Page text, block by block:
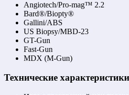
Angiotech/Pro-mag™ 2.2
Bard®/Biopty®
Gallini/ABS
US Biopsy/MBD-23
GT-Gun
Fast-Gun
MDX (M-Gun)
Технические